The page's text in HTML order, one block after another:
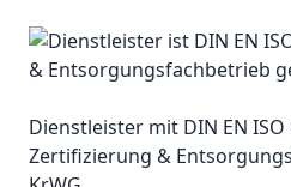
Dienstleister mit DIN EN ISO
Zertifizierung &